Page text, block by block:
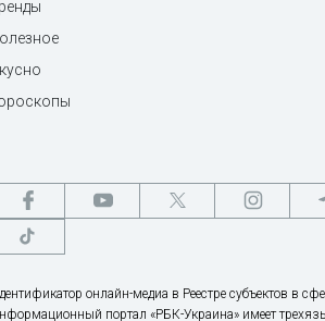
онлайн-медиа в Реестре субъектов в
портал «РБК-Украина» имеет